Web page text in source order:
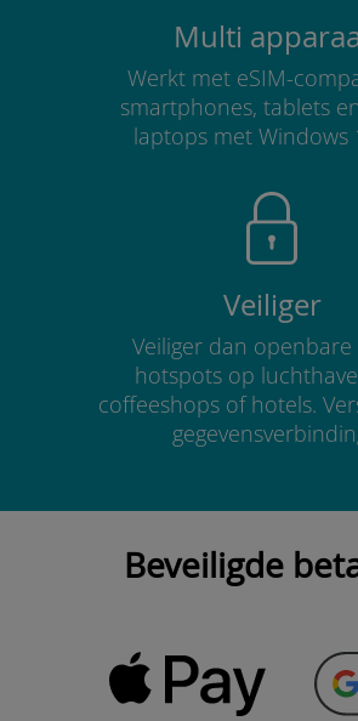
Multi
Werkt met eSIM-
smartphones, tablets
laptops met Windows
Veiliger
Veiliger dan openbare
hotspots op
coffeeshops of hotels.
Beveiligde